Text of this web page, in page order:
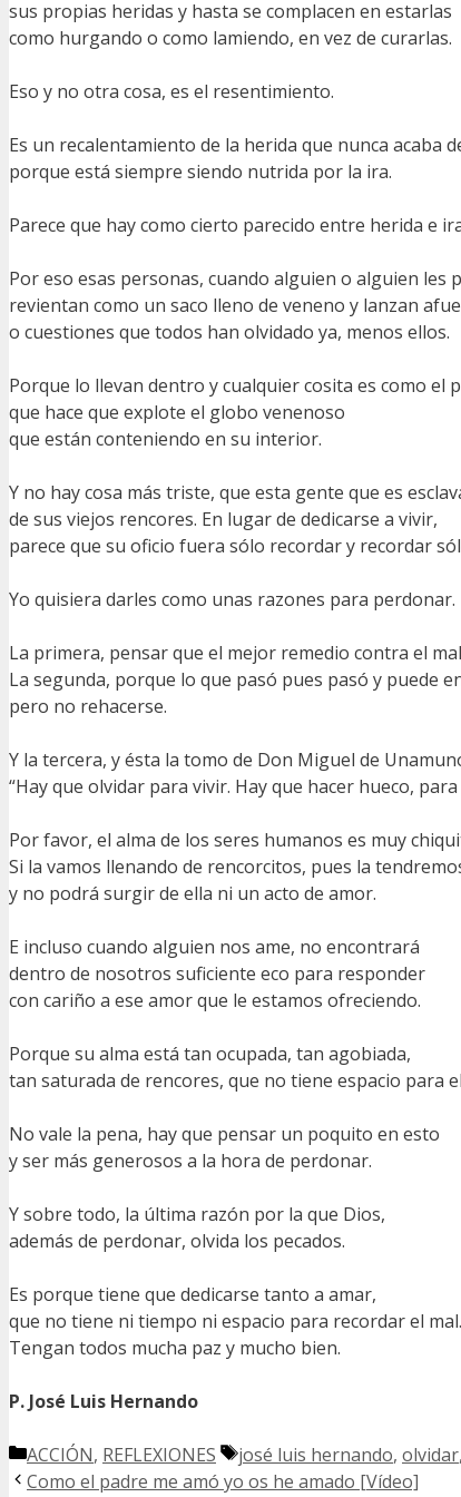
sus propias heridas y hasta se complacen en estarlas
como hurgando o como lamiendo, en vez de curarlas.
Eso y no otra cosa, es el resentimiento.
Es un recalentamiento de la herida que nunca acaba
porque está siempre siendo nutrida por la ira.
Parece que hay como cierto parecido entre herida e
Por eso esas personas, cuando alguien o alguien les
revientan como un saco lleno de veneno y lanzan
o cuestiones que todos han olvidado ya, menos ellos.
Porque lo llevan dentro y cualquier cosita es como el
que hace que explote el globo venenoso
que están conteniendo en su interior.
Y no hay cosa más triste, que esta gente que es
de sus viejos rencores. En lugar de dedicarse a vivir,
parece que su oficio fuera sólo recordar y recordar
Yo quisiera darles como unas razones para perdonar.
La primera, pensar que el mejor remedio contra el
La segunda, porque lo que pasó pues pasó y puede
pero no rehacerse.
Y la tercera, y ésta la tomo de Don Miguel de
“Hay que olvidar para vivir. Hay que hacer hueco,
Por favor, el alma de los seres humanos es muy
Si la vamos llenando de rencorcitos, pues la
y no podrá surgir de ella ni un acto de amor.
E incluso cuando alguien nos ame, no encontrará
dentro de nosotros suficiente eco para responder
con cariño a ese amor que le estamos ofreciendo.
Porque su alma está tan ocupada, tan agobiada,
tan saturada de rencores, que no tiene espacio para
No vale la pena, hay que pensar un poquito en esto
y ser más generosos a la hora de perdonar.
Y sobre todo, la última razón por la que Dios,
además de perdonar, olvida los pecados.
Es porque tiene que dedicarse tanto a amar,
que no tiene ni tiempo ni espacio para recordar el mal.
Tengan todos mucha paz y mucho bien.
P. José Luis Hernando
Categorías
ACCIÓN, REFLEXIONES Etiquetas
josé luis hernando, olvidar,
Como el padre me amó yo os he amado [Vídeo]